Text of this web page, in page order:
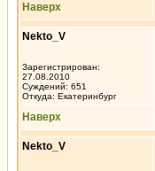
Наверх
Nekto_V
Зарегистрирован:
27.08.2010
Суждений: 651
Откуда: Екатеринбург
Наверх
Nekto_V